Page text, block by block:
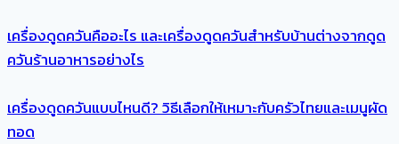
เครื่องดูดควันคืออะไร และเครื่องดูดควันสำหรับบ้านต่างจากดูด
ควันร้านอาหารอย่างไร
เครื่องดูดควันแบบไหนดี? วิธีเลือกให้เหมาะกับครัวไทยและเมนูผัด
ทอด